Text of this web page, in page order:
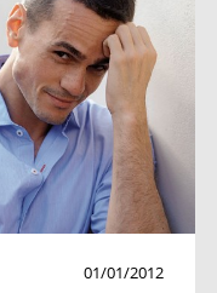
01/01/2012